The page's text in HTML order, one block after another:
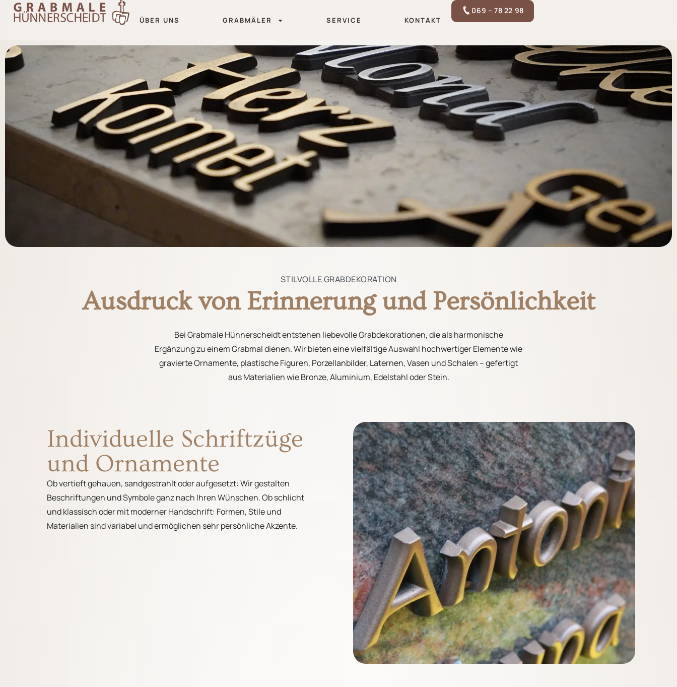
ÜBER UNS GRABMÄLER SERVICE KONTAKT
069 – 78 22 98
STILVOLLE GRABDEKORATION
Ausdruck von Erinnerung und Persönlichkeit
Bei Grabmale Hünnerscheidt entstehen liebevolle Grabdekorationen, die als harmonische
Ergänzung zu einem Grabmal dienen. Wir bieten eine vielfältige Auswahl hochwertiger Elemente wie
gravierte Ornamente, plastische Figuren, Porzellanbilder, Laternen, Vasen und Schalen – gefertigt
aus Materialien wie Bronze, Aluminium, Edelstahl oder Stein.
Individuelle Schriftzüge
und Ornamente
Ob vertieft gehauen, sandgestrahlt oder aufgesetzt: Wir gestalten
Beschriftungen und Symbole ganz nach Ihren Wünschen. Ob schlicht
und klassisch oder mit moderner Handschrift: Formen, Stile und
Materialien sind variabel und ermöglichen sehr persönliche Akzente.